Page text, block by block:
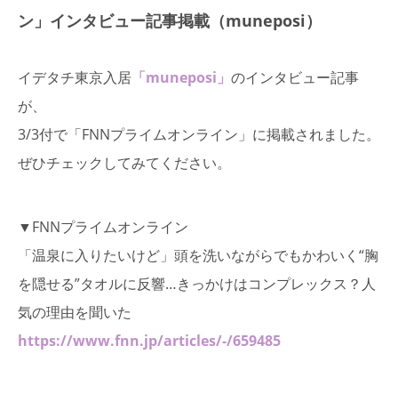
ン」インタビュー記事掲載（muneposi）
イデタチ東京入居 「muneposi」 のインタビュー記事
が、
3/3付で「FNNプライムオンライン」に掲載されました。
ぜひチェックしてみてください。
▼FNNプライムオンライン
「温泉に入りたいけど」頭を洗いながらでもかわいく“胸
を隠せる”タオルに反響…きっかけはコンプレックス？人
気の理由を聞いた
https://www.fnn.jp/articles/-/659485